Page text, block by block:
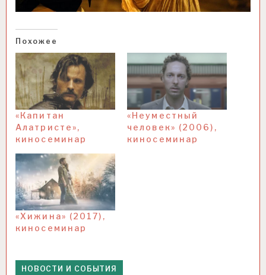
Похожее
«Капитан
Алатристе»,
киносеминар
«Неуместный
человек» (2006),
киносеминар
«Хижина» (2017),
киносеминар
НОВОСТИ И СОБЫТИЯ